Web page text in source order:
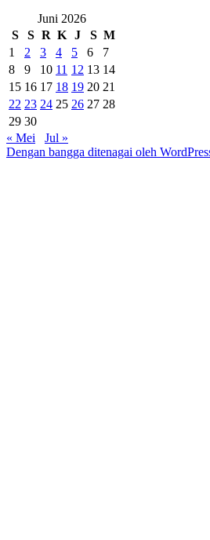
Juni 2026
S
S R K J S M
1
2 3 4 5 6
7
8
9 10 11 12 13 14
15 16 17 18 19 20 21
22 23 24 25 26 27 28
29 30
« Mei
Jul »
Dengan bangga ditenagai oleh